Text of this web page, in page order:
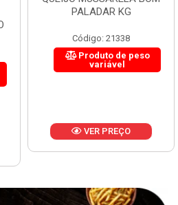
QUEIJO MUSSARELA BOM
Código: 21338
Produto de peso
variável
VER PREÇO